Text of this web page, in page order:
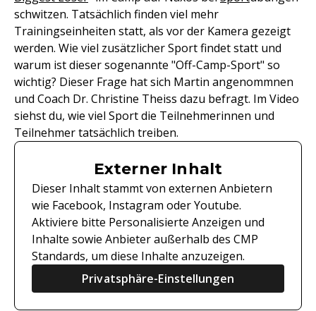
schwitzen. Tatsächlich finden viel mehr
Trainingseinheiten statt, als vor der Kamera gezeigt
werden. Wie viel zusätzlicher Sport findet statt und
warum ist dieser sogenannte "Off-Camp-Sport" so
wichtig? Dieser Frage hat sich Martin angenommnen
und Coach Dr. Christine Theiss dazu befragt. Im Video
siehst du, wie viel Sport die Teilnehmerinnen und
Teilnehmer tatsächlich treiben.
Externer Inhalt
Dieser Inhalt stammt von externen Anbietern
wie Facebook, Instagram oder Youtube.
Aktiviere bitte Personalisierte Anzeigen und
Inhalte sowie Anbieter außerhalb des CMP
Standards, um diese Inhalte anzuzeigen.
Privatsphäre-Einstellungen